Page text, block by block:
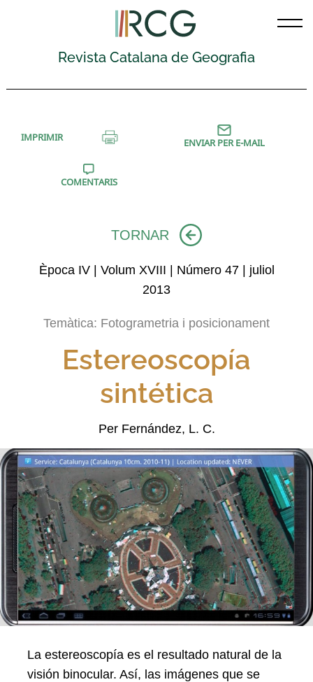
Revista Catalana de Geografia
IMPRIMIR ENVIAR PER E-MAIL
COMENTARIS
TORNAR
Època IV | Volum XVIII | Número 47 | juliol
2013
Temàtica: Fotogrametria i posicionament
Estereoscopía
sintética
Per Fernández, L. C.
La estereoscopía es el resultado natural de la
visión binocular. Así, las imágenes que se